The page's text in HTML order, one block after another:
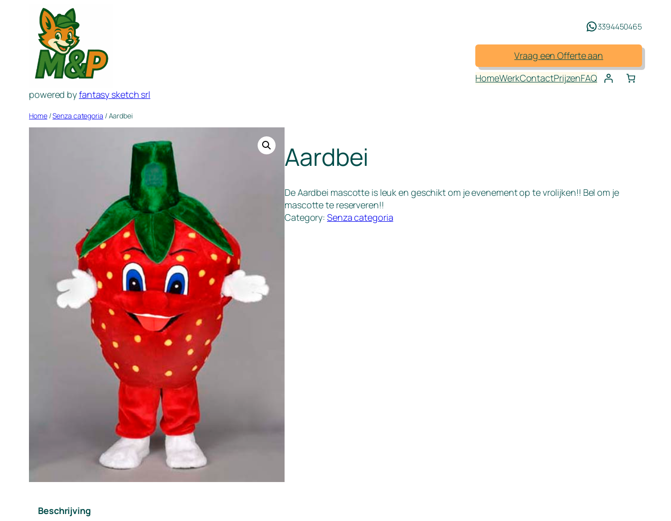
powered byfantasy sketch srl
3394450465
Vraag een Offerte aan
HomeWerkContactPrijzenFAQ
Home/Senza categoria / Aardbei
Aardbei
De Aardbei mascotte is leuk en geschikt om je evenement op te vrolijken!! Bel om je
mascotte te reserveren!!
Category:Senza categoria
Beschrijving